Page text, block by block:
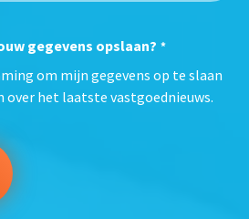
gegevens opslaan? *
om mijn gegevens op te slaan
het laatste vastgoednieuws.